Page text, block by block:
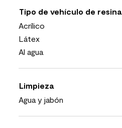
Tipo de vehículo de resina
Acrílico
Látex
Al agua
Limpieza
Agua y jabón